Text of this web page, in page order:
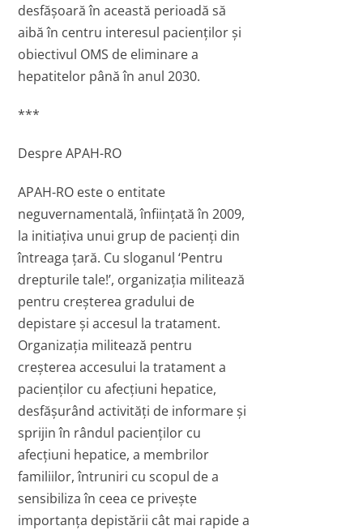
desfășoară în această perioadă să
aibă în centru interesul pacienților și
obiectivul OMS de eliminare a
hepatitelor până în anul 2030.
***
Despre APAH-RO
APAH-RO este o entitate
neguvernamentală, înființată în 2009,
la initiațiva unui grup de pacienți din
întreaga țară. Cu sloganul ‘Pentru
drepturile tale!’, organizația militează
pentru creșterea gradului de
depistare și accesul la tratament.
Organizația militează pentru
creșterea accesului la tratament a
pacienților cu afecțiuni hepatice,
desfășurând activități de informare și
sprijin în rândul pacienților cu
afecțiuni hepatice, a membrilor
familiilor, întruniri cu scopul de a
sensibiliza în ceea ce privește
importanța depistării cât mai rapide a